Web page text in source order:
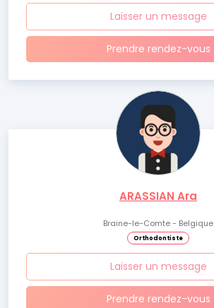
Laisser un message
Prendre rendez-vous
ARASSIAN Ara
Braine-le-Comte - Belgique
Orthodontiste
Laisser un message
Prendre rendez-vous